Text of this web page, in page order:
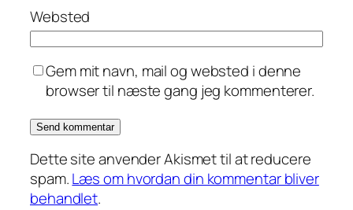
Websted
Gem mit navn, mail og websted i denne
browser til næste gang jeg kommenterer.
Dette site anvender Akismet til at reducere
spam.Læs om hvordan din kommentar bliver
behandlet.